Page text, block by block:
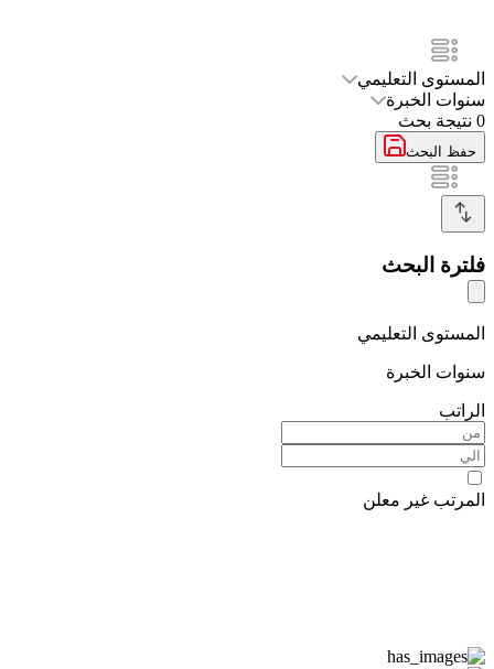
المستوى التعليمي
سنوات الخبرة
0 نتيجة بحث
حفظ البحث
فلترة البحث
المستوى التعليمي
سنوات الخبرة
الراتب
المرتب غير معلن